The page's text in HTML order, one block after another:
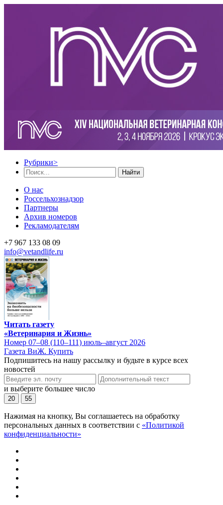
Рубрики>
Найти
О нас
Россельхознадзор
Партнеры
Архив номеров
Рекламодателям
+7 967 133 08 09
info@vetandlife.ru
Читать газету
«Ветеринария и Жизнь»
Номер 07–08 (110–111) июль–август 2026
Газета ВиЖ. Купить
Подпишитесь на нашу рассылку и будьте в курсе всех
новостей
и выберите большее число
20 55
Нажимая на кнопку, Вы соглашаетесь на обработку
персональных данных в соответствии с «Политикой
конфиденциальности»